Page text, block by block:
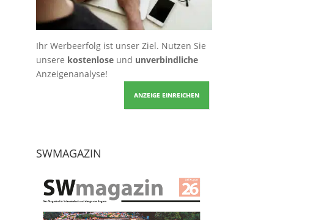
Ihr Werbeerfolg ist unser Ziel. Nutzen Sie
unsere kostenloseund unverbindliche
Anzeigenanalyse!
ANZEIGE EINREICHEN
SWMAGAZIN